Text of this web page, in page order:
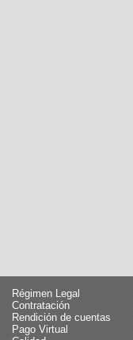
Régimen Legal
Contratación
Rendición de cuentas
Pago Virtual